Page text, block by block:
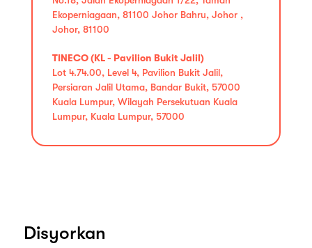
Ekoperniagaan, 81100 Johor Bahru, Johor ,
Johor, 81100
TINECO (KL - Pavilion Bukit Jalil)
Lot 4.74.00, Level 4, Pavilion Bukit Jalil,
Persiaran Jalil Utama, Bandar Bukit, 57000
Kuala Lumpur, Wilayah Persekutuan Kuala
Lumpur, Kuala Lumpur, 57000
Disyorkan